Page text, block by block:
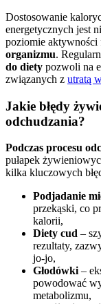
Dostosowanie
energetycznych jest
poziomie aktywności
organizmu.
do diety pozwoli na
związanych z utratą
Jakie błędy
odchudzania?
Podczas procesu
pułapek
kilka kluczowych
Podjadanie
przekąski, co
kalorii,
Diety cud –
rezultaty,
jo-jo,
Głodówki –
powodować
metabolizmu,